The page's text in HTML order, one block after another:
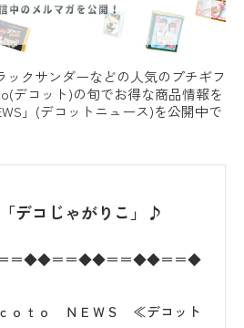
ックサンダーなどの人気のプチギフ
デコット)の旬でお得な商品情報を
」(デコットニュース)を公開中で
デコじゃがりこ」♪
＝＝◆◆＝＝◆◆＝＝◆
ＮＥＷＳ ≪デコット